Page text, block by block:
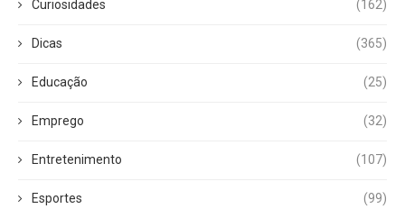
Curiosidades (162)
Dicas (365)
Educação (25)
Emprego (32)
Entretenimento (107)
Esportes (99)